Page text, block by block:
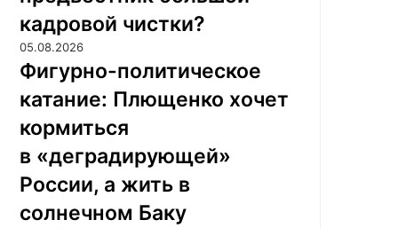
кадровой чистки?
05.08.2026
Фигурно-политическое
катание: Плющенко хочет
кормиться
в «деградирующей»
России, а жить в
солнечном Баку